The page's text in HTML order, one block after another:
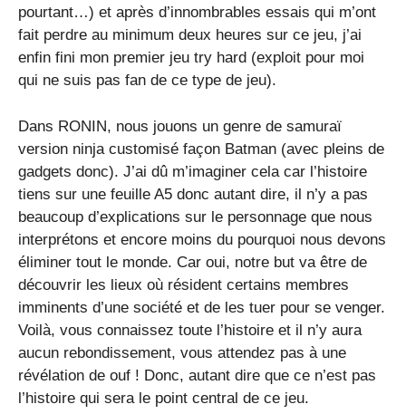
pourtant…) et après d’innombrables essais qui m’ont
fait perdre au minimum deux heures sur ce jeu, j’ai
enfin fini mon premier jeu try hard (exploit pour moi
qui ne suis pas fan de ce type de jeu).
Dans RONIN, nous jouons un genre de samuraï
version ninja customisé façon Batman (avec pleins de
gadgets donc). J’ai dû m’imaginer cela car l’histoire
tiens sur une feuille A5 donc autant dire, il n’y a pas
beaucoup d’explications sur le personnage que nous
interprétons et encore moins du pourquoi nous devons
éliminer tout le monde. Car oui, notre but va être de
découvrir les lieux où résident certains membres
imminents d’une société et de les tuer pour se venger.
Voilà, vous connaissez toute l’histoire et il n’y aura
aucun rebondissement, vous attendez pas à une
révélation de ouf ! Donc, autant dire que ce n’est pas
l’histoire qui sera le point central de ce jeu.